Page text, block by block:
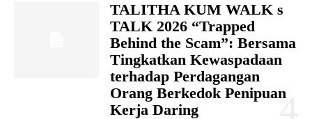
TALITHA KUM WALK s
TALK 2026 “Trapped
Behind the Scam”: Bersama
Tingkatkan Kewaspadaan
terhadap Perdagangan
Orang Berkedok Penipuan
Kerja Daring